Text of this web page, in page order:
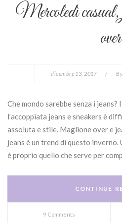
Mercoledì casual,
over
dicembre 13, 2017 /
Che mondo sarebbe senza i jeans?
l’accoppiata jeans e sneakers è
assoluta e stile. Maglione over e
jeans è un trend di questo inverno.
è proprio quello che serve per
CONTINUE
9 Comments